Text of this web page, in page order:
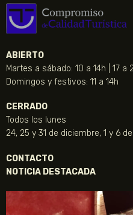
ABIERTO
Martes a sábado: 10 a 14h | 17 a
Domingos y festivos: 11 a 14h
CERRADO
Todos los lunes
24, 25 y 31 de diciembre, 1 y 6
CONTACTO
NOTICIA DESTACADA